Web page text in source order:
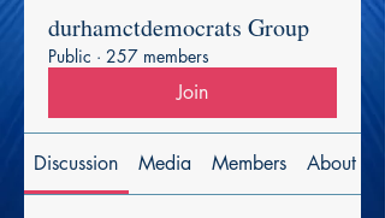
durhamctdemocrats Group
Public · 257 members
Join
Discussion Media Members About